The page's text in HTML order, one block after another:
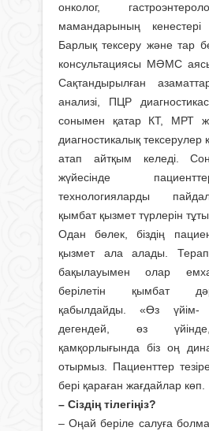
онколог,
мамандарының кенестері
Барлық тексеру және тар
консультациясы МӘМС
Сақтандырылған
анализі, ПЦР
сонымен қатар КТ, МРТ
диагностикалық тексерулер
атап айтқым келеді.
жүйесінде
технологияларды
қымбат қызмет түрлерін
Одан бөлек, біздің
қызмет ала алады.
бақылауымен олар
берілетін қымбат
қабылдайды. «Өз үйім-
дегендей, өз
қамқорлығында біз оң
отырмыз. Пациенттер
бері қараған жағдайлар көп.
– Сіздің тілегіңіз?
– Оңай беріле салуға